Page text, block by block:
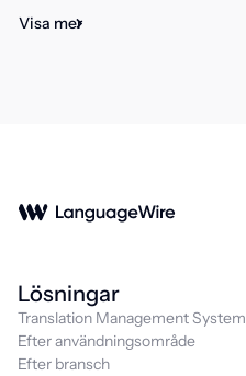
Visa mer
Lösningar
Translation Management System
Efter användningsområde
Efter bransch